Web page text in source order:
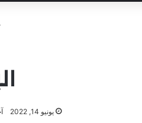
يونيو 14, 2022